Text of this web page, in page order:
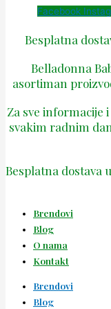
Facebook
Besplatna
Belladonna
asortiman
Za sve informacije
svakim radnim
Besplatna dostava
Brendovi
Blog
O nama
Kontakt
Brendovi
Blog